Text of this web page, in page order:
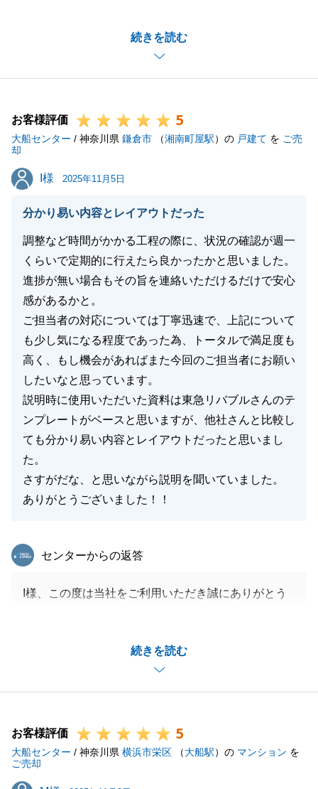
続きを読む
にご協力頂きました。重ねて御礼を申し上げます。
今後も不動産の事でお困りの事がございましたら、お
気軽にご連絡ください。
す。
お客様評価 5
大船センター / 神奈川県 鎌倉市 （湘南町屋駅）の 戸建て を ご売
却
I様
I様 2025年11月5日
分かり易い内容とレイアウトだった
調整など時間がかかる工程の際に、状況の確認が週一
くらいで定期的に行えたら良かったかと思いました。
進捗が無い場合もその旨を連絡いただけるだけで安心
感があるかと。
ご担当者の対応については丁寧迅速で、上記について
も少し気になる程度であった為、トータルで満足度も
高く、もし機会があればまた今回のご担当者にお願い
したいなと思っています。
説明時に使用いただいた資料は東急リバブルさんのテ
ンプレートがベースと思いますが、他社さんと比較し
ても分かり易い内容とレイアウトだったと思いまし
た。
さすがだな、と思いながら説明を聞いていました。
ありがとうございました！！
続きを読む
東急リバブル
センターからの返答
I様、この度は当社をご利用いただき誠にありがとう
今後、不動産のご購入、ご売却の際はぜひお声がけく
ださい。お力になれますよう全力で頑張ります。
閉じる
お客様評価 5
大船センター / 神奈川県 横浜市栄区 （大船駅）の マンション を
ご売却
M様